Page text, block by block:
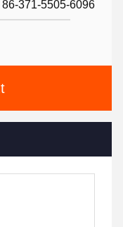
86-371-5505-6096